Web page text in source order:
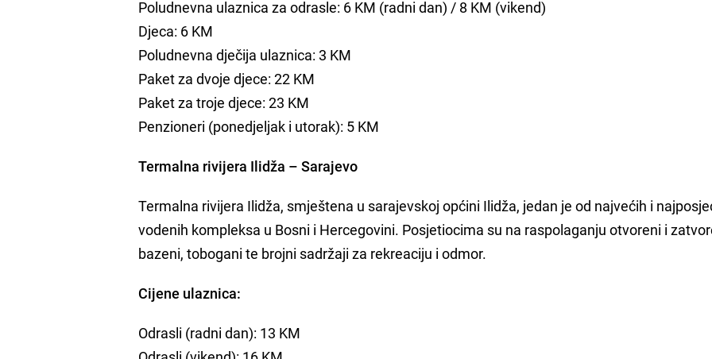
Poludnevna ulaznica za odrasle: 6 KM (radni dan) / 8 KM (vikend)
Djeca: 6 KM
Poludnevna dječija ulaznica: 3 KM
Paket za dvoje djece: 22 KM
Paket za troje djece: 23 KM
Penzioneri (ponedjeljak i utorak): 5 KM
Termalna rivijera Ilidža – Sarajevo
Termalna rivijera Ilidža, smještena u sarajevskoj općini Ilidža, jedan je od najvećih i
vodenih kompleksa u Bosni i Hercegovini. Posjetiocima su na raspolaganju otvoreni i
bazeni, tobogani te brojni sadržaji za rekreaciju i odmor.
Cijene ulaznica:
Odrasli (radni dan): 13 KM